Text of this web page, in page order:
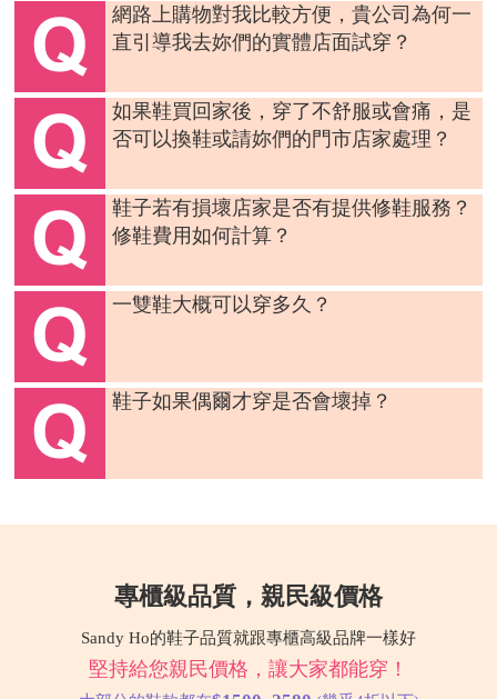
網路上購物對我比較方便，貴公司為何一
直引導我去妳們的實體店面試穿？
如果鞋買回家後，穿了不舒服或會痛，是
否可以換鞋或請妳們的門市店家處理？
鞋子若有損壞店家是否有提供修鞋服務？
修鞋費用如何計算？
一雙鞋大概可以穿多久？
鞋子如果偶爾才穿是否會壞掉？
專櫃級品質，親民級價格
Sandy Ho的鞋子品質就跟專櫃高級品牌一樣好
堅持給您親民價格，讓大家都能穿！